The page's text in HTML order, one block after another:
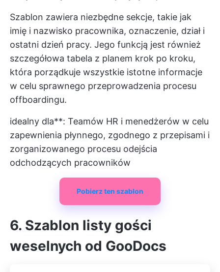
Szablon zawiera niezbędne sekcje, takie jak
imię i nazwisko pracownika, oznaczenie, dział i
ostatni dzień pracy. Jego funkcją jest również
szczegółowa tabela z planem krok po kroku,
która porządkuje wszystkie istotne informacje
w celu sprawnego przeprowadzenia procesu
offboardingu.
idealny dla**: Teamów HR i menedżerów w celu
zapewnienia płynnego, zgodnego z przepisami i
zorganizowanego procesu odejścia
odchodzących pracowników
Pobierz ten szablon
6. Szablon listy gości
weselnych od GooDocs